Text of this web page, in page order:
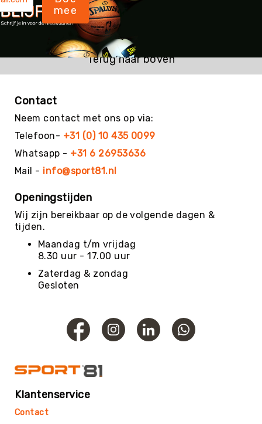
Knotshockey
Lacrosse
Mountainbiken
Pickleball
Pilates
Poull
Rugby
Scouting/Outdoor
Skate
Speedbadminton
Squash
Steppen
Tafelvoetbal
Tchouks
mee
Terug naar boven
Contact
Neem contact met ons op via:
Telefoon- +31 (0) 10 435 0099
Whatsapp - +31 6 26953636
Mail - info@sport81.nl
Openingstijden
Wij zijn bereikbaar op de volgende dagen &
tijden.
Maandag t/m vrijdag
8.30 uur - 17.00 uur
Zaterdag & zondag
Gesloten
Klantenservice
Contact